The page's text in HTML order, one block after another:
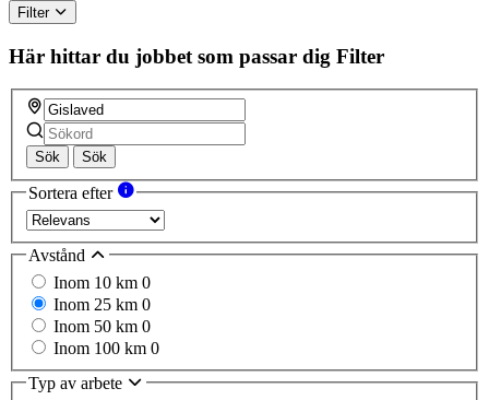
Filter
Här hittar du jobbet som passar dig Filter
Sök Sök
Sortera efter
Avstånd
Inom 10 km 0
Inom 25 km 0
Inom 50 km 0
Inom 100 km 0
Typ av arbete